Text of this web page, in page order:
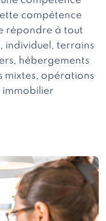
compétence
répondre à tout
individuel, terrains
hébergements
mixtes, opérations
immobilier